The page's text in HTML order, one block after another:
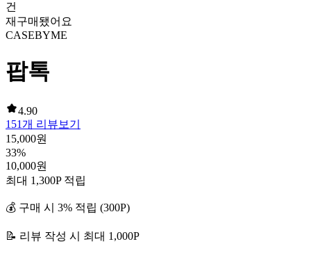
건
재구매됐어요
CASEBYME
팝톡
4.90
151개 리뷰보기
15,000원
33%
10,000원
최대 1,300P 적립
💰 구매 시 3% 적립 (300P)
📝 리뷰 작성 시 최대 1,000P